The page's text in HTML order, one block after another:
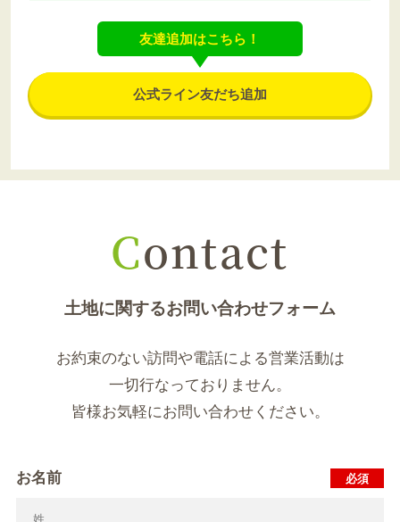
友達追加はこちら！
公式ライン友だち追加
Contact
土地に関するお問い合わせフォーム
お約束のない訪問や電話による営業活動は
一切行なっておりません。
皆様お気軽にお問い合わせください。
お名前